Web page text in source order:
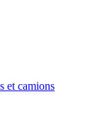
et camions